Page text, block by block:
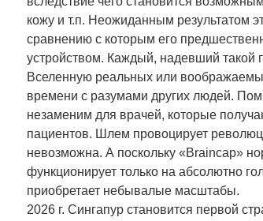
кожу и т.п. Неожиданным результатом
сравнению с которым его
устройством. Каждый, надевший такой
Вселенную реальных или
времени с разумами других людей.
незаменим для врачей, которые
пациентов. Шлем провоцирует
невозможна. А поскольку «Braincap»
функционирует только на абсолютно
приобретает небывалые масштабы.
2026 г. Сингапур становится первой